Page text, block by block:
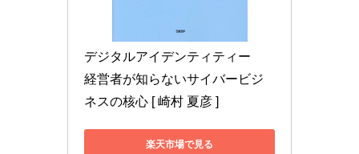
デジタルアイデンティティー
経営者が知らないサイバービジ
ネスの核心 [ 崎村 夏彦 ]
楽天市場で見る